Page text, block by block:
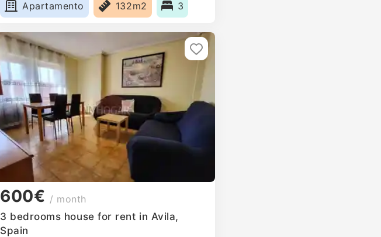
Apartamento
132m2 3
600€ / month
3 bedrooms house for rent in Avila,
Spain